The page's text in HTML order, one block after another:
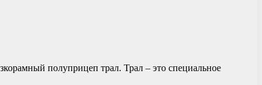
полуприцеп трал. Трал – это специальное